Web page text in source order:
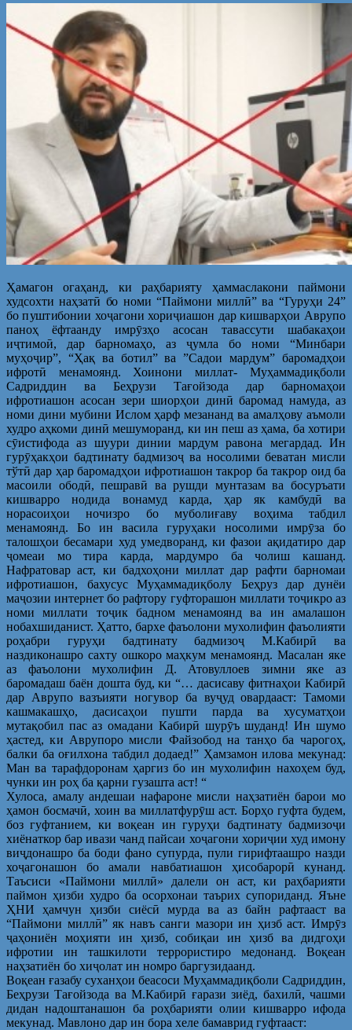
Ҳамагон огаҳанд, ки раҳбарияту ҳаммаслакони паймони
худсохти наҳзатӣ бо номи “Паймони миллӣ” ва “Гуруҳи 24”
бо пуштибонии хоҷагони хориҷиашон дар кишварҳои Аврупо
паноҳ ёфтаанду имрӯзҳо асосан тавассути шабакаҳои
иҷтимоӣ, дар барномаҳо, аз ҷумла бо номи “Минбари
муҳоҷир”, “Ҳақ ва ботил” ва ”Садои мардум” баромадҳои
ифротӣ менамоянд. Хоинони миллат- Муҳаммадиқболи
Садриддин ва Беҳрузи Тағойзода дар барномаҳои
ифротиашон асосан зери шиорҳои динӣ баромад намуда, аз
номи дини мубини Ислом ҳарф мезананд ва амалҳову аъмоли
худро аҳкоми динӣ мешуморанд, ки ин пеш аз ҳама, ба хотири
сӯистифода аз шуури динии мардум равона мегардад. Ин
гурӯҳакҳои бадтинату бадмизоҷ ва носолими беватан мисли
тўтӣ дар ҳар баромадҳои ифротиашон такрор ба такрор оид ба
масоили ободӣ, пешравӣ ва рушди мунтазам ва босуръати
кишварро нодида вонамуд карда, ҳар як камбудӣ ва
норасоиҳои ночизро бо муболиғаву воҳима табдил
менамоянд. Бо ин васила гуруҳаки носолими имрӯза бо
талошҳои бесамари худ умедворанд, ки фазои ақидатиро дар
ҷомеаи мо тира карда, мардумро ба чолиш кашанд.
Нафратовар аст, ки бадхоҳони миллат дар рафти барномаи
ифротиашон, бахусус Муҳаммадиқболу Беҳруз дар дунёи
маҷозии интернет бо рафтору гуфторашон миллати тоҷикро аз
номи миллати тоҷик бадном менамоянд ва ин амалашон
нобахшиданист. Ҳатто, бархе фаъолони мухолифин фаъолияти
роҳабри гуруҳи бадтинату бадмизоҷ М.Кабирӣ ва
наздиконашро сахту ошкоро маҳкум менамоянд. Масалан яке
аз фаъолони мухолифин Д. Атовуллоев зимни яке аз
баромадаш баён дошта буд, ки “… дасисаву фитнаҳои Кабирӣ
дар Аврупо вазъияти ногувор ба вуҷуд овардааст: Тамоми
кашмакашҳо, дасисаҳои пушти парда ва хусуматҳои
мутақобил пас аз омадани Кабирӣ шурӯъ шуданд! Ин шумо
ҳастед, ки Аврупоро мисли Файзобод на танҳо ба чарогоҳ,
балки ба оғилхона табдил додаед!” Ҳамзамон илова мекунад:
Ман ва тарафдоронам ҳаргиз бо ин мухолифин нахоҳем буд,
чунки ин роҳ ба қарни гузашта аст! “
Хулоса, амалу андешаи нафароне мисли наҳзатиён барои мо
ҳамон босмачӣ, хоин ва миллатфурӯш аст. Борҳо гуфта будем,
боз гуфтанием, ки воқеан ин гуруҳи бадтинату бадмизоҷи
хиёнаткор бар ивази чанд пайсаи хоҷагони хориҷии худ имону
виҷдонашро ба боди фано супурда, пули гирифтаашро назди
хоҷагонашон бо амали навбатиашон ҳисобарорӣ кунанд.
Таъсиси «Паймони миллӣ» далели он аст, ки раҳбарияти
паймон ҳизби худро ба осорхонаи таърих супориданд. Яъне
ҲНИ ҳамчун ҳизби сиёсӣ мурда ва аз байн рафтааст ва
“Паймони миллӣ” як навъ санги мазори ин ҳизб аст. Имрӯз
ҷаҳониён моҳияти ин ҳизб, собиқаи ин ҳизб ва дидгоҳи
ифротии ин ташкилоти террористиро медонанд. Воқеан
наҳзатиён бо хиҷолат ин номро баргузидаанд.
Воқеан ғазабу суханҳои беасоси Муҳаммадиқболи Садриддин,
Беҳрузи Тағойзода ва М.Кабирӣ ғарази зиёд, бахилӣ, чашми
дидан надоштанашон ба роҳбарияти олии кишварро ифода
мекунад. Мавлоно дар ин бора хеле бамаврид гуфтааст: